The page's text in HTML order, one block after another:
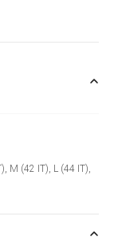
M (42 IT), L (44 IT),